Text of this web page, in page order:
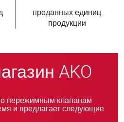
проданных единиц
продукции
AKO
пережимным клапанам
и предлагает следующие